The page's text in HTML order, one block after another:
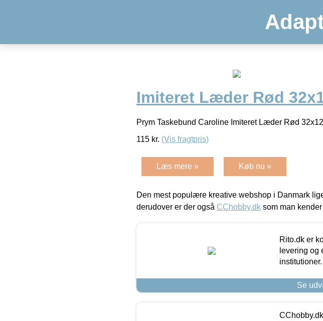
Imiteret Læder Rød
Prym Taskebund Caroline Imiteret Læder Rød
115 kr. (Vis fragtpris)
Læs mere » Køb nu »
Den mest populære kreative webshop i Danmark
derudover er der også CChobby.dk som man
Rito.dk er
levering og
Se